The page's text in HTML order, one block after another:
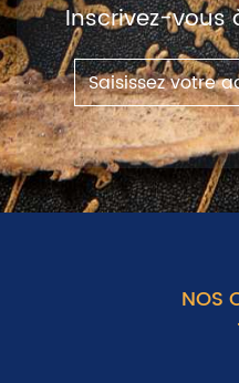
Inscrivez-vous
NOS